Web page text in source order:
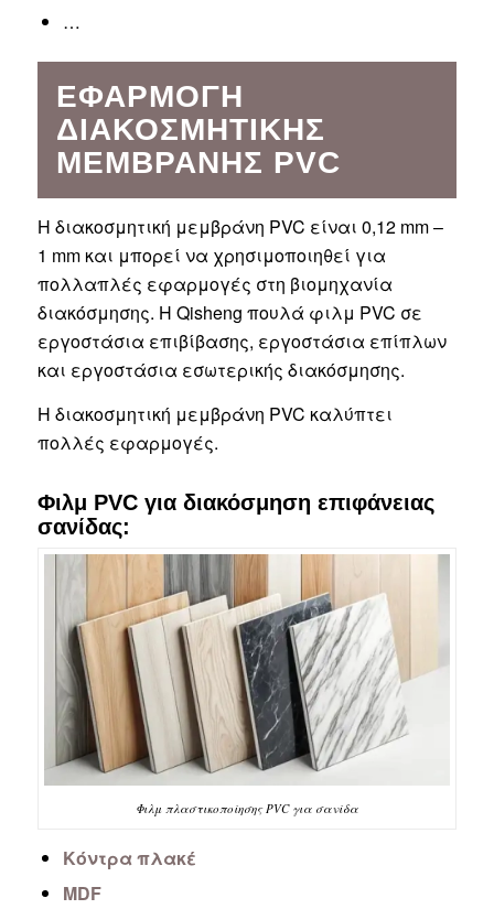
…
ΕΦΑΡΜΟΓΉ
ΔΙΑΚΟΣΜΗΤΙΚΉΣ
ΜΕΜΒΡΆΝΗΣ PVC
Η διακοσμητική μεμβράνη PVC είναι 0,12 mm –
1 mm και μπορεί να χρησιμοποιηθεί για
πολλαπλές εφαρμογές στη βιομηχανία
διακόσμησης. Η Qisheng πουλά φιλμ PVC σε
εργοστάσια επιβίβασης, εργοστάσια επίπλων
και εργοστάσια εσωτερικής διακόσμησης.
Η διακοσμητική μεμβράνη PVC καλύπτει
πολλές εφαρμογές.
Φιλμ PVC για διακόσμηση επιφάνειας
σανίδας:
Φιλμ πλαστικοποίησης PVC για σανίδα
Κόντρα πλακέ
MDF